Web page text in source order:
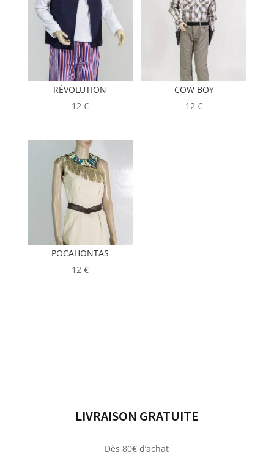
RÉVOLUTION
12 €
COW BOY
12€
POCAHONTAS
12 €
LIVRAISON GRATUITE
Dès 80€ d’achat